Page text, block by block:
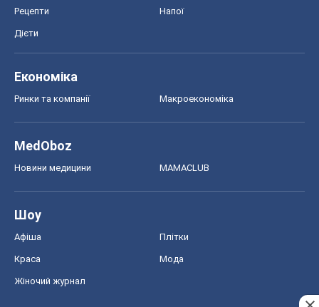
Рецепти Напої
Дієти
Економіка
Ринки та компанії Макроекономіка
MedOboz
Новини медицини MAMACLUB
Шоу
Афіша Плітки
Краса Мода
Жіночий журнал